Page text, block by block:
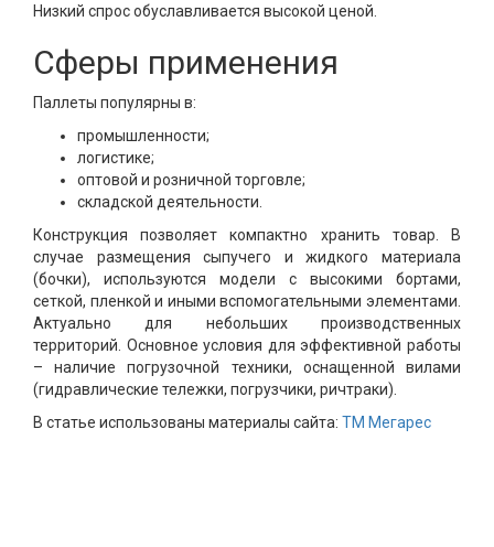
Низкий спрос обуславливается высокой ценой.
Сферы применения
Паллеты популярны в:
промышленности;
логистике;
оптовой и розничной торговле;
складской деятельности.
Конструкция позволяет компактно хранить товар. В
случае размещения сыпучего и жидкого материала
(бочки), используются модели с высокими бортами,
сеткой, пленкой и иными вспомогательными элементами.
Актуально для небольших производственных
территорий. Основное условия для эффективной работы
– наличие погрузочной техники, оснащенной вилами
(гидравлические тележки, погрузчики, ричтраки).
В статье использованы материалы сайта: ТМ Мегарес